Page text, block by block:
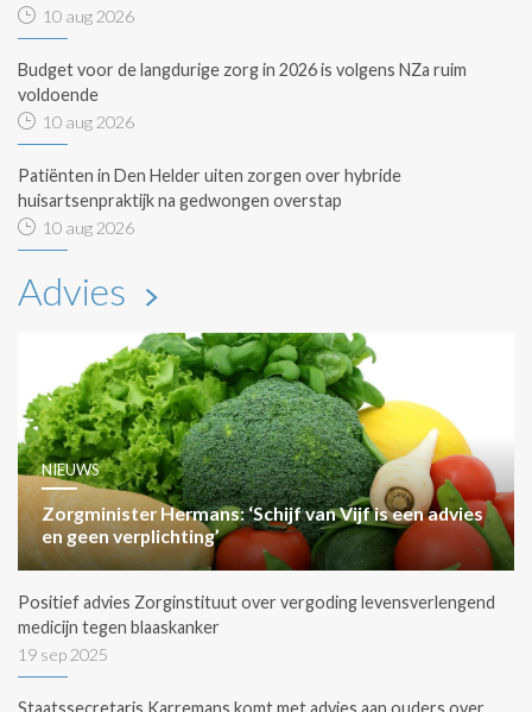
10 aug 2026
Budget voor de langdurige zorg in 2026 is volgens NZa ruim
voldoende
10 aug 2026
Patiënten in Den Helder uiten zorgen over hybride
huisartsenpraktijk na gedwongen overstap
10 aug 2026
Advies
NIEUWS
Zorgminister Hermans: ‘Schijf van Vijf is een advies
en geen verplichting’
Positief advies Zorginstituut over vergoding levensverlengend
medicijn tegen blaaskanker
19 sep 2025
Staatssecretaris Karremans komt met advies aan ouders over